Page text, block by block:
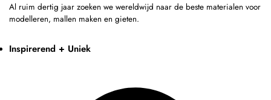
Al ruim dertig jaar zoeken we wereldwijd naar de beste materialen voor
modelleren, mallen maken en gieten.
Inspirerend + Uniek